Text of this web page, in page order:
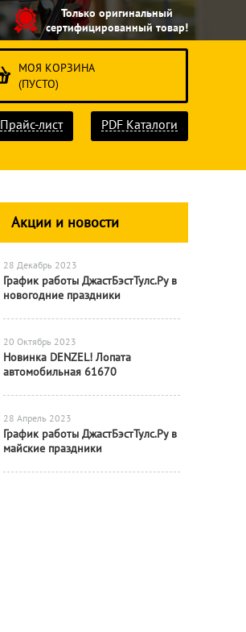
Только оригинальный
сертифицированный товар!
МОЯ КОРЗИНА
(ПУСТО)
Прайс-лист PDF Каталоги
Акции и новости
28 Декабрь 2023
График работы ДжастБэстТулс.Ру в
новогодние праздники
20 Октябрь 2023
Новинка DENZEL! Лопата
автомобильная 61670
28 Апрель 2023
График работы ДжастБэстТулс.Ру в
майские праздники